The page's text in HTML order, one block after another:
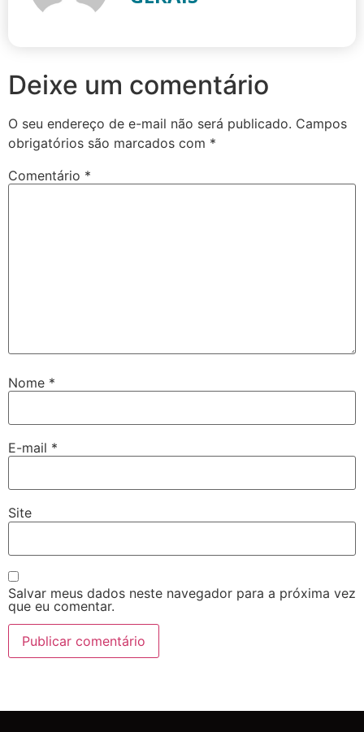
Deixe um comentário
O seu endereço de e-mail não será publicado. Campos
obrigatórios são marcados com *
Comentário *
Nome *
E-mail *
Site
Salvar meus dados neste navegador para a próxima vez
que eu comentar.